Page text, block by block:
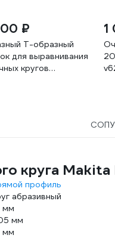
₽
Т-образный
для выравнивания
кругов
1
круга
профиль
абразивный
мм
мм
мм